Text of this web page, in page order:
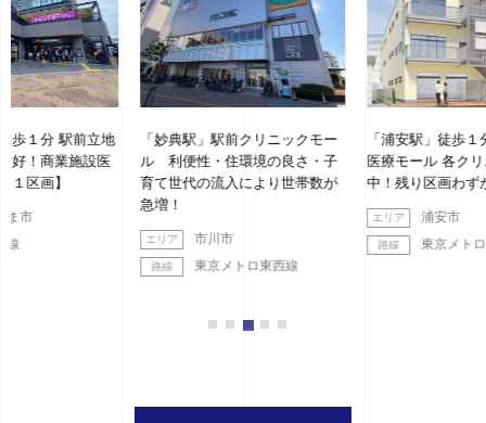
「妙典駅」駅前クリニックモー
ル 利便性・住環境の良さ・子
育て世代の流入により世帯数が
東京メトロ東西線
「浦安駅」徒歩１分 新築都市型
医療モール 各クリニック盛業
中！残り区画わずか！
東京メトロ東西線